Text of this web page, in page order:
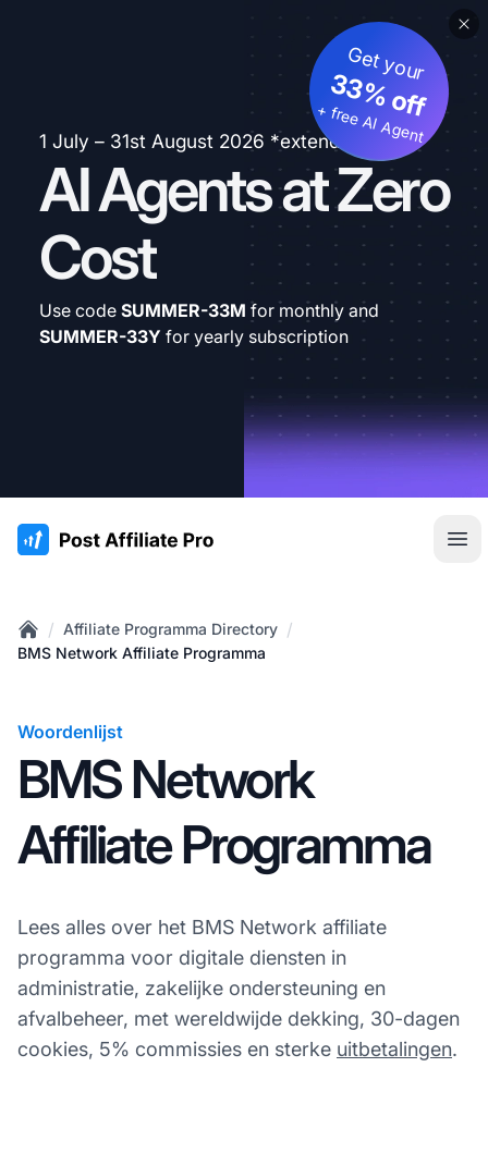
1 July – 31st August 2026 *extended
AI Agents at Zero
Cost
Get your
33% off
+ free AI Agent
Use code SUMMER-33M for monthly and
SUMMER-33Y for yearly subscription
:site.title
Home
/ Affiliate Programma Directory /
BMS Network Affiliate Programma
Woordenlijst
BMS Network
Affiliate Programma
Lees alles over het BMS Network affiliate
programma voor digitale diensten in
administratie, zakelijke ondersteuning en
afvalbeheer, met wereldwijde dekking, 30-dagen
cookies, 5% commissies en sterke uitbetalingen.